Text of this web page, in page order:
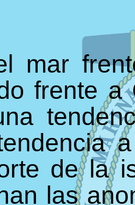
mar
frente
de la
las